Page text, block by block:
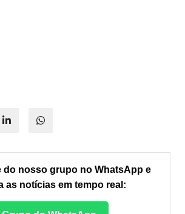
do nosso grupo no WhatsApp e
as notícias em tempo real: